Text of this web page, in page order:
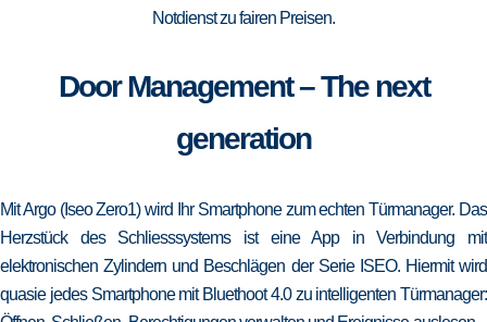
Notdienst zu fairen Preisen.
Door Management – The next
generation
Mit Argo (Iseo Zero1) wird Ihr Smartphone zum echten Türmanager. Das
Herzstück des Schliesssystems ist eine App in Verbindung mit
elektronischen Zylindern und Beschlägen der Serie ISEO. Hiermit wird
quasie jedes Smartphone mit Bluethoot 4.0 zu intelligenten Türmanager: